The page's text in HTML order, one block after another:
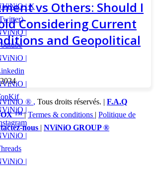
vs Others: Should I
Considering Current
and Geopolitical
® , Tous droits réservés. | F.A.Q
™|Termes & conditions | Politique de
nous | NViNiO GROUP ®
| X
|
|
|
|
|
|